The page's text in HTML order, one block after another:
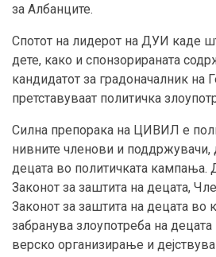
за Албанците.
Спотот на лидерот на ДУИ каде
дете, како и спонзорираната
кандидатот за градоначалник на
претставуваат политичка
Силна препорака на ЦИВИЛ е
нивните членови и поддржувачи,
децата во политичката кампања.
Законот за заштита на децата,
Законот за заштита на децата во
забранува злоупотреба на
верско организирање и